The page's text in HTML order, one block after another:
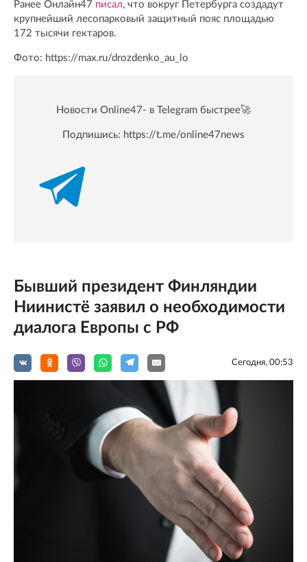
Ранее Онлайн47 писал, что вокруг Петербурга создадут
крупнейший лесопарковый защитный пояс площадью
172 тысячи гектаров.
Фото: https://max.ru/drozdenko_au_lo
Новости Online47- в Telegram быстрее🚀
Подпишись: https://t.me/online47news
Бывший президент Финляндии
Ниинистё заявил о необходимости
диалога Европы с РФ
Сегодня, 00:53